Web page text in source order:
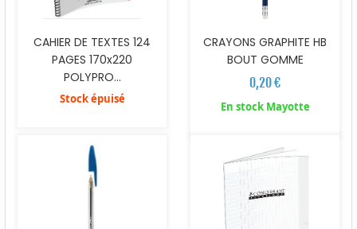
CAHIER DE TEXTES 124
PAGES 170x220
POLYPRO...
Stock épuisé
CRAYONS GRAPHITE HB
BOUT GOMME
0,20 €
En stock Mayotte